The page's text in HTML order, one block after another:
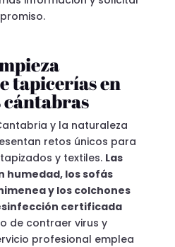
tapicerías en
cántabras
y la naturaleza
retos únicos para
y textiles. Las
humedad, los sofás
y los colchones
certificada
de contraer virus y
profesional emplea